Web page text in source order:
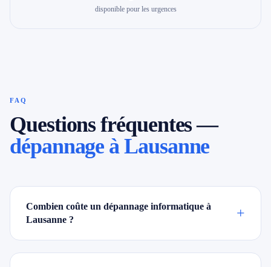
disponible pour les urgences
FAQ
Questions fréquentes —
dépannage à Lausanne
Combien coûte un dépannage informatique à
Lausanne ?
+